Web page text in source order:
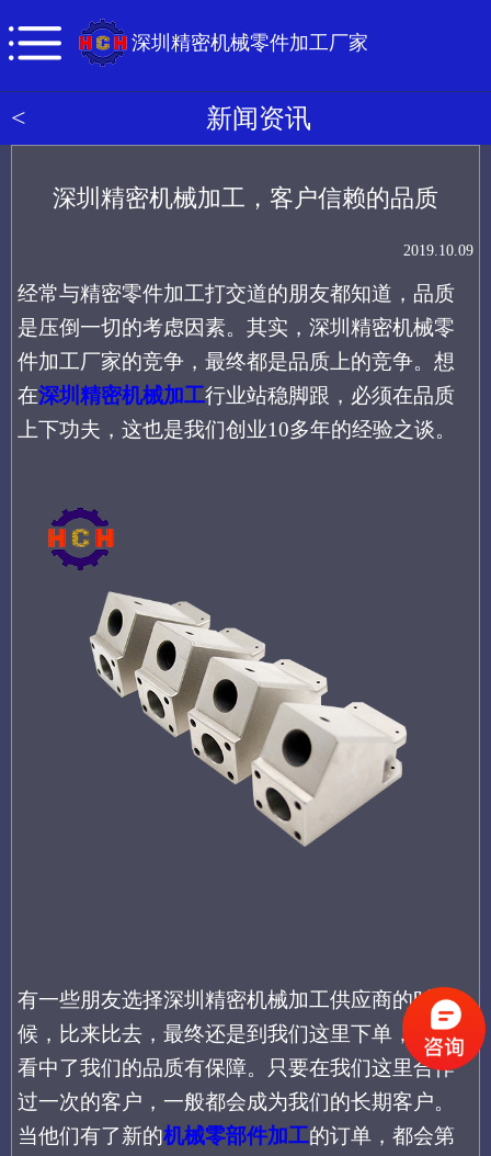
深圳精密机械零件加工厂家
< 新闻资讯
深圳精密机械加工，客户信赖的品质
2019.10.09
经常与精密零件加工打交道的朋友都知道，品质
是压倒一切的考虑因素。其实，深圳精密机械零
件加工厂家的竞争，最终都是品质上的竞争。想
在深圳精密机械加工行业站稳脚跟，必须在品质
上下功夫，这也是我们创业10多年的经验之谈。
有一些朋友选择深圳精密机械加工供应商的时
候，比来比去，最终还是到我们这里下单，就是
看中了我们的品质有保障。只要在我们这里合作
过一次的客户，一般都会成为我们的长期客户。
当他们有了新的机械零部件加工的订单，都会第